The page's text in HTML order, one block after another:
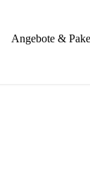
Angebote &